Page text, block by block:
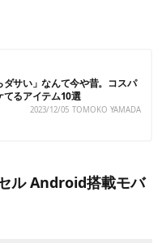
ダサい」なんて今や昔。コスパ
てるアイテム10選
2023/12/05 TOMOKO YAMADA
ル Android搭載モバ